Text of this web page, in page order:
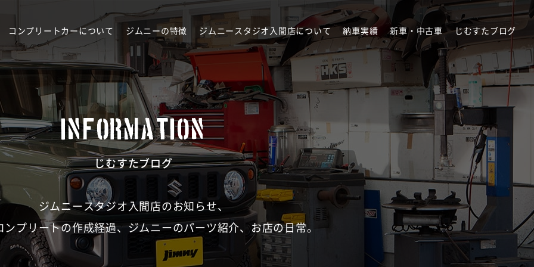
コンプリートカーについて ジムニーの特徴 ジムニースタジオ入間店について 納車実績 新車・中古車 じむすたブログ
INFORMATION
じむすたブログ
ジムニースタジオ入間店のお知らせ、
ンプリートの作成経過、ジムニーのパーツ紹介、お店の日常。